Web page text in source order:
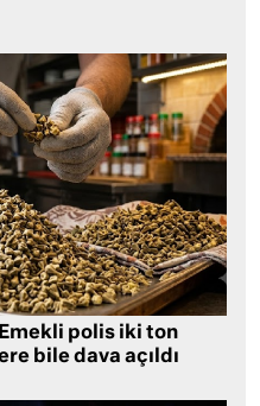
polis iki ton
bile dava açıldı